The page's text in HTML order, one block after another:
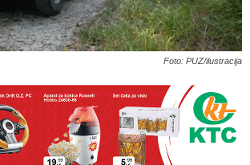
Foto: PUZ/ilustracija